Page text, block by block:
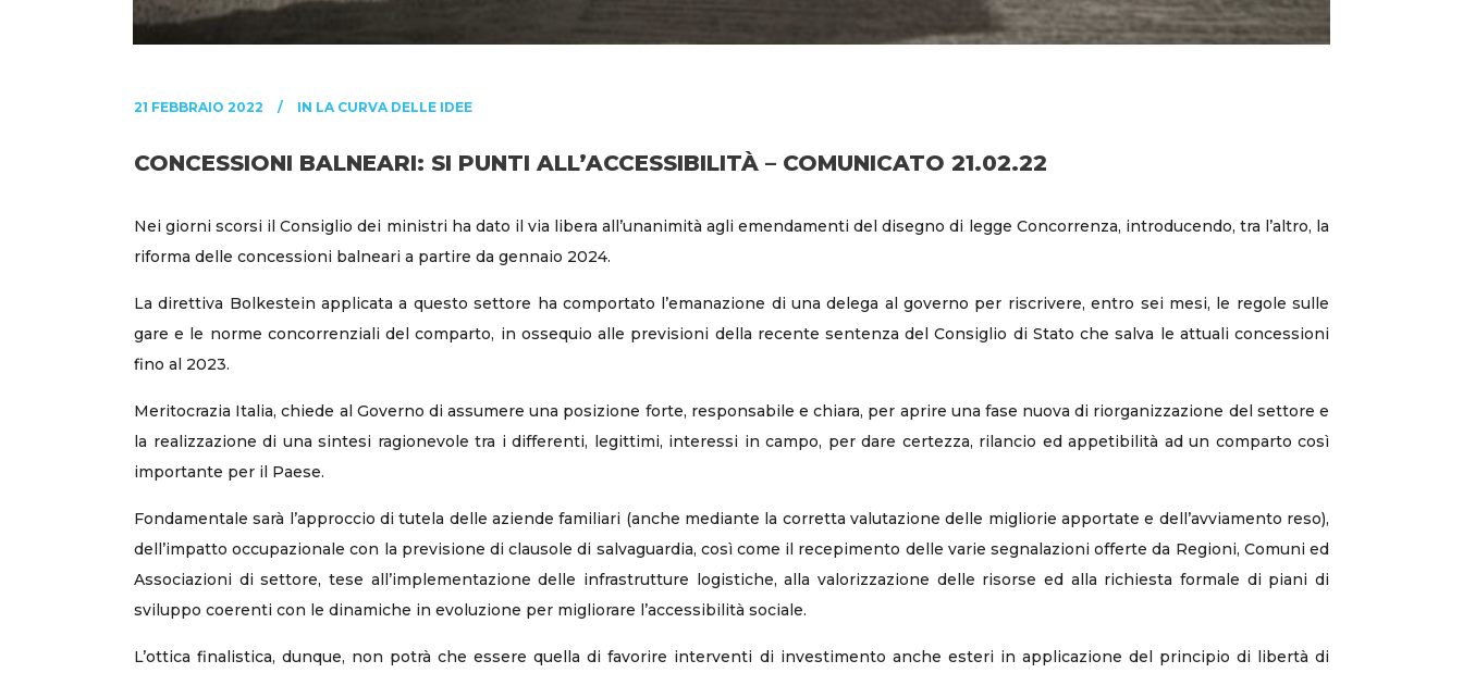
21 FEBBRAIO 2022 IN LA CURVA DELLE IDEE
CONCESSIONI BALNEARI: SI PUNTI ALL’ACCESSIBILITÀ – COMUNICATO 21.02.22
Nei giorni scorsi il Consiglio dei ministri ha dato il via libera all’unanimità agli emendamenti del disegno di legge Concorrenza, introducendo, tra l’altro, la
riforma delle concessioni balneari a partire da gennaio 2024.
La direttiva Bolkestein applicata a questo settore ha comportato l’emanazione di una delega al governo per riscrivere, entro sei mesi, le regole sulle
gare e le norme concorrenziali del comparto, in ossequio alle previsioni della recente sentenza del Consiglio di Stato che salva le attuali concessioni
fino al 2023.
Meritocrazia Italia, chiede al Governo di assumere una posizione forte, responsabile e chiara, per aprire una fase nuova di riorganizzazione del settore e
la realizzazione di una sintesi ragionevole tra i differenti, legittimi, interessi in campo, per dare certezza, rilancio ed appetibilità ad un comparto così
importante per il Paese.
Fondamentale sarà l’approccio di tutela delle aziende familiari (anche mediante la corretta valutazione delle migliorie apportate e dell’avviamento reso),
dell’impatto occupazionale con la previsione di clausole di salvaguardia, così come il recepimento delle varie segnalazioni offerte da Regioni, Comuni ed
Associazioni di settore, tese all’implementazione delle infrastrutture logistiche, alla valorizzazione delle risorse ed alla richiesta formale di piani di
sviluppo coerenti con le dinamiche in evoluzione per migliorare l’accessibilità sociale.
L’ottica finalistica, dunque, non potrà che essere quella di favorire interventi di investimento anche esteri in applicazione del principio di libertà di